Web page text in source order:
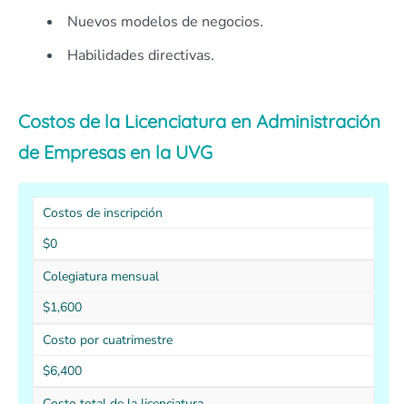
Nuevos modelos de negocios.
Habilidades directivas.
Costos de la Licenciatura en Administración
de Empresas en la UVG
Costos de inscripción
$0
Colegiatura mensual
$1,600
Costo por cuatrimestre
$6,400